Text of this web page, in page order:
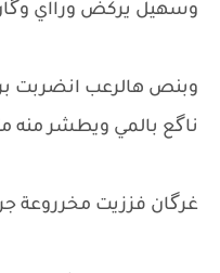
وسهيل يركض ورااي
وبنص هالرعب انضربت
ناگع بالمي ويطشر منه
غرگان فززيت مخرروعة